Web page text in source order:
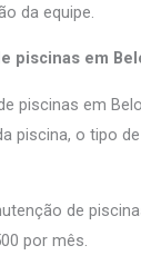
da equipe.
piscinas em
piscinas em
piscina, o tipo
de
por mês.